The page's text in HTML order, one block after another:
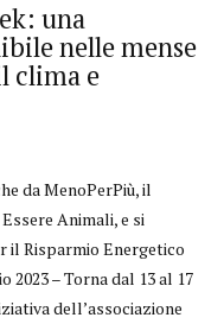
una
nelle mense
clima e
da MenoPerPiù, il
Animali, e si
il Risparmio Energetico
2023 – Torna dal 13 al 17
dell’associazione